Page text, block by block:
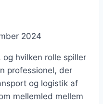
2024
hvilken rolle spiller
professionel, der
og logistik af
mellemled mellem